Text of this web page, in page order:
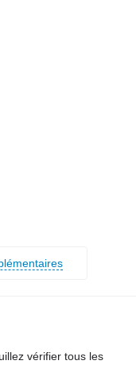
vérifier tous les